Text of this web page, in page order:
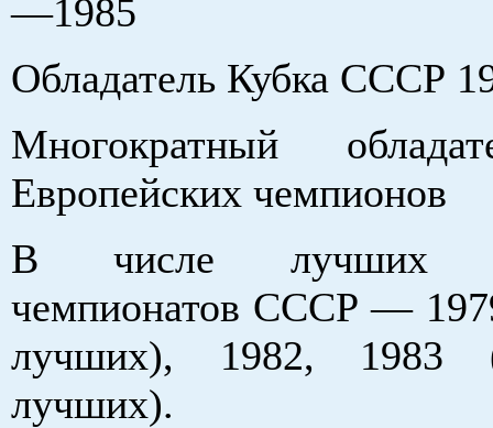
—1985
Обладатель Кубка СССР
Многократный
Европейских чемпионов
В числе лучших
чемпионатов СССР —
лучших), 1982, 1983
лучших).